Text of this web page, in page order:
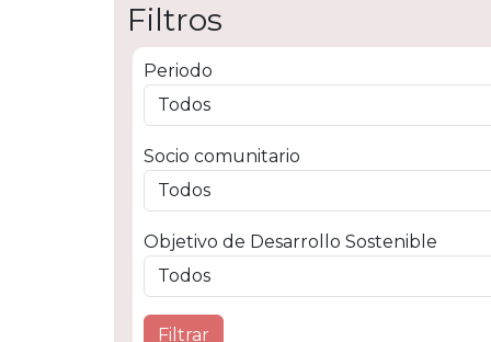
Filtros
Periodo
Socio comunitario
Objetivo de Desarrollo Sostenible
Filtrar
Socio